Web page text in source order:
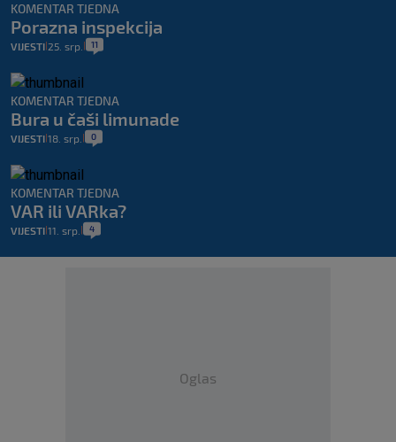
KOMENTAR TJEDNA
Porazna inspekcija
VIJESTI 25. srp. 11
KOMENTAR TJEDNA
Bura u čaši limunade
VIJESTI 18. srp. 0
KOMENTAR TJEDNA
VAR ili VARka?
VIJESTI 11. srp. 4
Oglas